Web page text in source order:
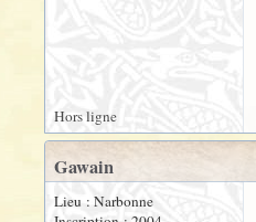
Hors ligne
Gawain
Lieu : Narbonne